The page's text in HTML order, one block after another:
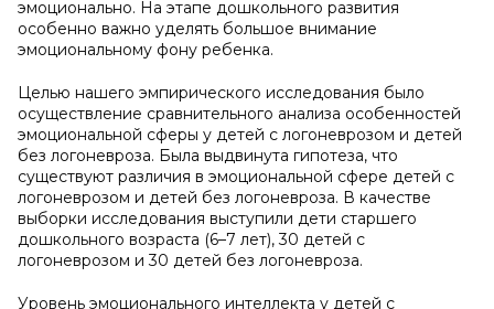
эмоционально. На этапе дошкольного развития
особенно важно уделять большое внимание
эмоциональному фону ребенка.
Целью нашего эмпирического исследования было
осуществление сравнительного анализа особенностей
эмоциональной сферы у детей с логоневрозом и детей
без логоневроза. Была выдвинута гипотеза, что
существуют различия в эмоциональной сфере детей с
логоневрозом и детей без логоневроза. В качестве
выборки исследования выступили дети старшего
дошкольного возраста (6–7 лет), 30 детей с
логоневрозом и 30 детей без логоневроза.
Уровень эмоционального интеллекта у детей с